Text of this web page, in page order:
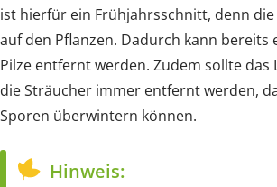
ist hierfür ein Frühjahrsschnitt, denn
auf den Pflanzen. Dadurch kann bereits
Pilze entfernt werden. Zudem sollte das
die Sträucher immer entfernt werden,
Sporen überwintern können.
Hinweis: